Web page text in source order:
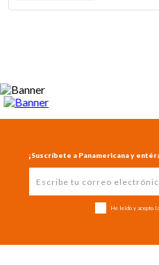
¡Suscríbete a Panamericana y
He leído y acepto la